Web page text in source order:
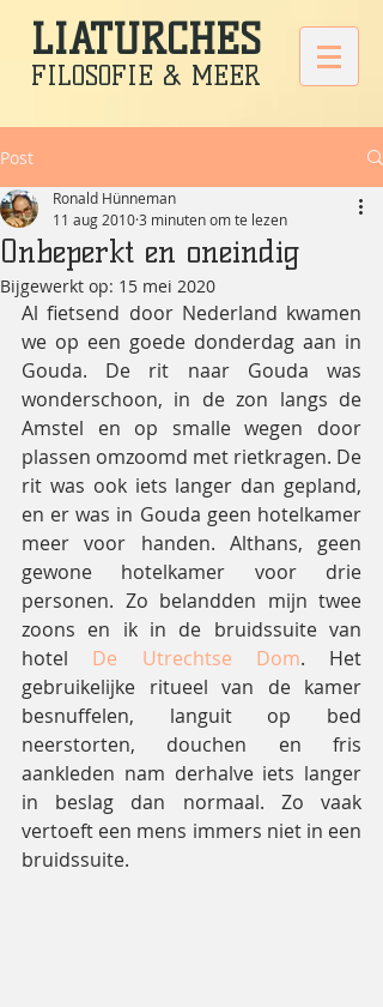
LIATURCHES
FILOSOFIE & MEER
Post
Onbeperkt en oneindig
Ronald Hünneman
11 aug 20103 minuten om te lezen
Bijgewerkt op: 15 mei 2020
Al fietsend door Nederland kwamen
we op een goede donderdag aan in
Gouda. De rit naar Gouda was
wonderschoon, in de zon langs de
Amstel en op smalle wegen door
plassen omzoomd met rietkragen. De
rit was ook iets langer dan gepland,
en er was in Gouda geen hotelkamer
meer voor handen. Althans, geen
gewone hotelkamer voor drie
personen. Zo belandden mijn twee
zoons en ik in de bruidssuite van
hotel De Utrechtse Dom. Het
gebruikelijke ritueel van de kamer
besnuffelen, languit op bed
neerstorten, douchen en fris
aankleden nam derhalve iets langer
in beslag dan normaal. Zo vaak
vertoeft een mens immers niet in een
bruidssuite.